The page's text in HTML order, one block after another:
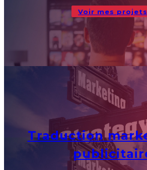
Voir mes projets
Traduction